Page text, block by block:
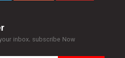
inbox. subscribe Now